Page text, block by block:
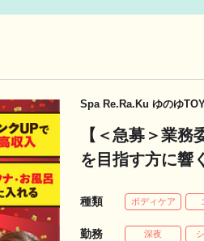
Spa Re.Ra.Ku ゆのゆ
【＜急募＞業
を目指す方に響
種類 ボディケア
勤務
深夜